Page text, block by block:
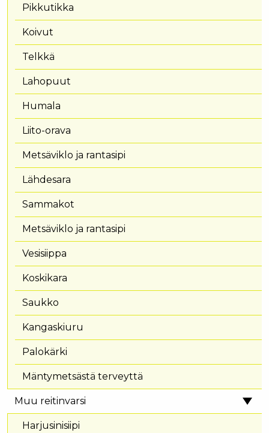
Pikkutikka
Koivut
Telkkä
Lahopuut
Humala
Liito-orava
Metsäviklo ja rantasipi
Lähdesara
Sammakot
Metsäviklo ja rantasipi
Vesisiippa
Koskikara
Saukko
Kangaskiuru
Palokärki
Mäntymetsästä terveyttä
Muu reitinvarsi
Harjusinisiipi